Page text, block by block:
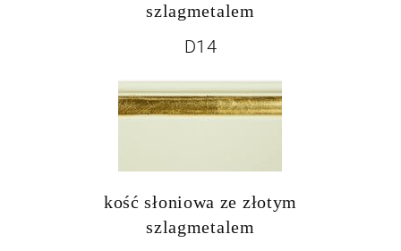
szlagmetalem
D14
kość słoniowa ze złotym
szlagmetalem